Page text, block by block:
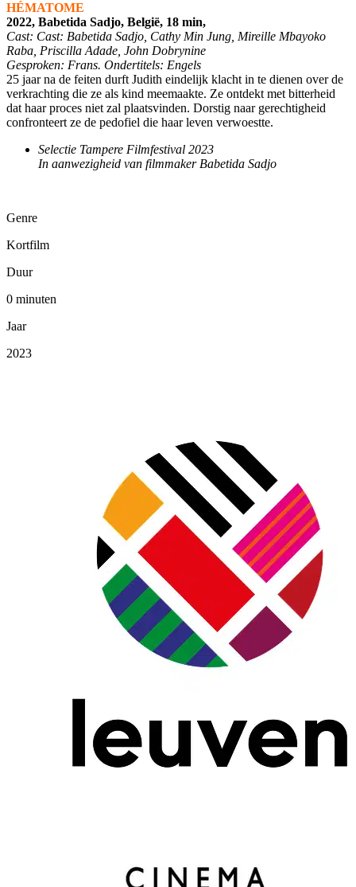
HÉMATOME
2022, Babetida Sadjo, België, 18 min,
Cast: Cast: Babetida Sadjo, Cathy Min Jung, Mireille Mbayoko
Raba, Priscilla Adade, John Dobrynine
Gesproken: Frans. Ondertitels: Engels
25 jaar na de feiten durft Judith eindelijk klacht in te dienen over de
verkrachting die ze als kind meemaakte. Ze ontdekt met bitterheid
dat haar proces niet zal plaatsvinden. Dorstig naar gerechtigheid
confronteert ze de pedofiel die haar leven verwoestte.
Selectie Tampere Filmfestival 2023
In aanwezigheid van filmmaker Babetida Sadjo
Genre
Kortfilm
Duur
0 minuten
Jaar
2023